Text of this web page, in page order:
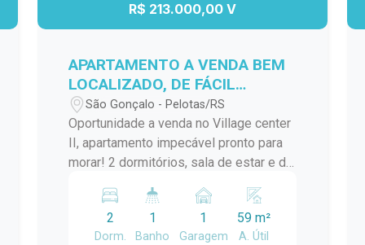
R$ 213.000,00 V
APARTAMENTO A VENDA BEM
LOCALIZADO, DE FÁCIL
ACESSO A VÁRIOS PONTOS DA
CIDADE!
São Gonçalo - Pelotas/RS
Oportunidade a venda no Village center
II, apartamento impecável pronto para
morar! 2 dormitórios, sala de estar e de
Localização ideal para quem busca
praticidade no dia a dia!
2
Dorm.
1
Banho
1
Garagem
59 m²
A. Útil